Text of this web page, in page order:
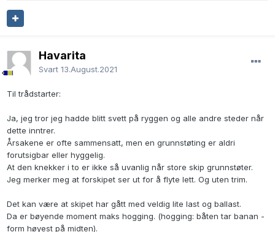
Havarita
Svart 13.August.2021
Til trådstarter:
Ja, jeg tror jeg hadde blitt svett på ryggen og alle andre steder når
dette inntrer.
Årsakene er ofte sammensatt, men en grunnstøting er aldri
forutsigbar eller hyggelig.
At den knekker i to er ikke så uvanlig når store skip grunnstøter.
Jeg merker meg at forskipet ser ut for å flyte lett. Og uten trim.
Det kan være at skipet har gått med veldig lite last og ballast.
Da er bøyende moment maks hogging. (hogging: båten tar banan -
form høyest på midten).